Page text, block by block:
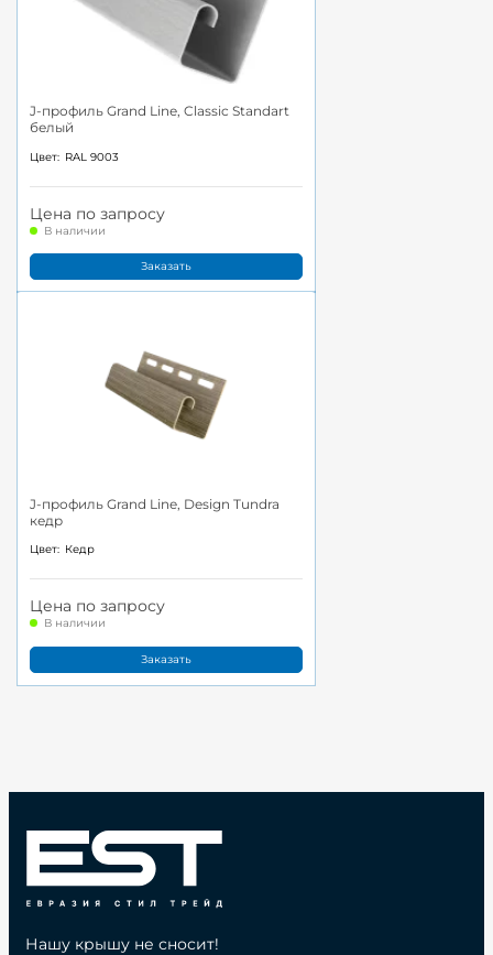
J-профиль Grand Line, Classic Standart
белый
Цвет: RAL 9003
Цена по запросу
В наличии
Заказать
J-профиль Grand Line, Design Tundra
кедр
Цвет: Кедр
Цена по запросу
В наличии
Заказать
Нашу крышу не сносит!